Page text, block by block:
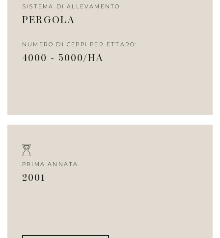
SISTEMA DI ALLEVAMENTO
PERGOLA
NUMERO DI CEPPI PER ETTARO:
4000 - 5000/HA
PRIMA ANNATA
2001